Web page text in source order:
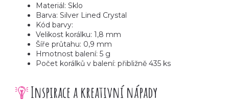
Materiál: Sklo
Barva: Silver Lined Crystal
Kód barvy:
Velikost korálku: 1,8 mm
Šíře průtahu: 0,9 mm
Hmotnost balení: 5 g
Počet korálků v balení: přibližně 435 ks
Inspirace a kreativní nápady